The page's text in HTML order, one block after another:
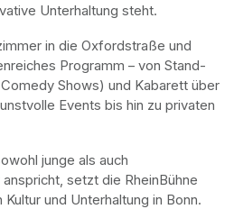
Unterhaltung steht.
in die Oxfordstraße und
Programm – von Stand-
Shows) und Kabarett über
Events bis hin zu privaten
junge als auch
setzt die RheinBühne
und Unterhaltung in Bonn.